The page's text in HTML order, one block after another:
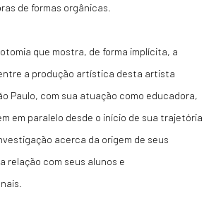
de formas orgânicas.
que mostra, de forma implícita, a
a produção artística desta artista
Paulo, com sua atuação como educadora,
em paralelo desde o início de sua trajetória
acerca da origem de seus
relação com seus alunos e